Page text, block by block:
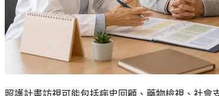
照護計畫訪視可能包括病史回顧、藥物檢視、社